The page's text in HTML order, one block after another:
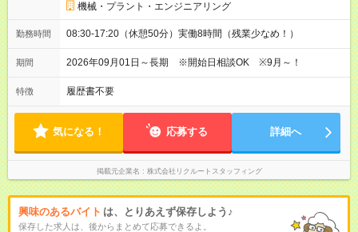
機械・プラント・エンジニアリング
勤務時間 08:30-17:20（休憩50分）実働8時間（残業少なめ！）
期間 2026年09月01日～長期 ※開始日相談OK ※9月～！
特徴 履歴書不要
気になる！ 応募する 詳細へ
掲載元企業名 株式会社リクルートスタッフィング
興味のあるバイト は、とりあえず保存しよう♪
保存した求人は、後からまとめて応募できるよ。